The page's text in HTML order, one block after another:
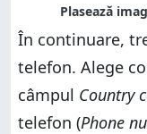
În continuare,
telefon. Alege
câmpul Country
telefon (Phone